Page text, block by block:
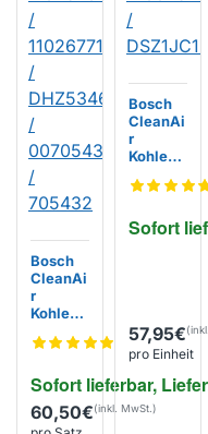
Sofort lieferbar,
Bosch
CleanAi
r
Kohlefilt
110497
1102677
DHZ534
60,50€
Sofort
Bosch
CleanAi
r
Kohlefilt
170045
DSZ1JC
57,95€
pro Einheit